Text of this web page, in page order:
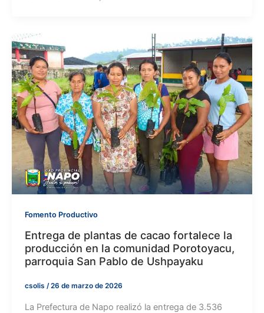
Fomento Productivo
Entrega de plantas de cacao fortalece la
producción en la comunidad Porotoyacu,
parroquia San Pablo de Ushpayaku
csolis /26 de marzo de 2026
La Prefectura de Napo realizó la entrega de 3.536